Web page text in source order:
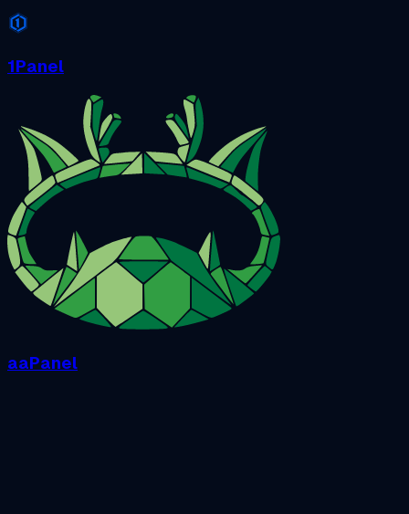
1Panel
aaPanel